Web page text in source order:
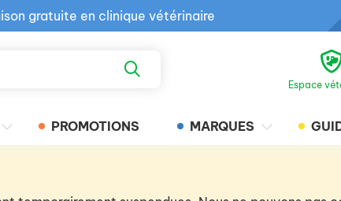
gratuite en clinique vétérinaire
Retour produit gratuit en clinique
Espace
PROMOTIONS MARQUES